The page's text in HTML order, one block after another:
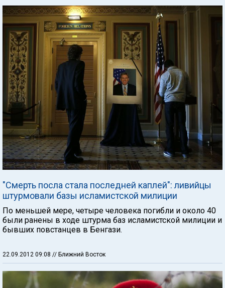
"Смерть посла стала последней каплей": ливийцы
штурмовали базы исламистской милиции
По меньшей мере, четыре человека погибли и около 40
были ранены в ходе штурма баз исламистской милиции и
бывших повстанцев в Бенгази.
22.09.2012 09:08 // Ближний Восток